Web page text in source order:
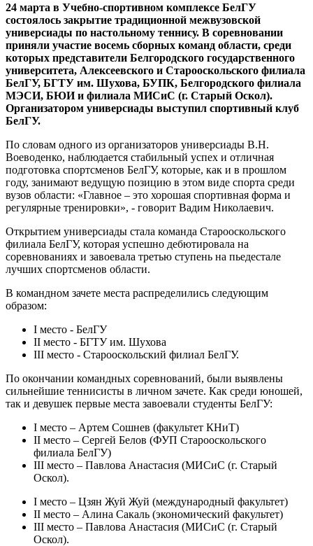
24 марта в Учебно-спортивном комплексе БелГУ
состоялось закрытие традиционной межвузовской
универсиады по настольному теннису. В соревновании
приняли участие восемь сборных команд области, среди
которых представители Белгородского государственного
университета, Алексеевского и Старооскольского филиала
БелГУ, БГТУ им. Шухова, БУПК, Белгородского филиала
МЭСИ, БЮИ и филиала МИСиС (г. Старый Оскол).
Организатором универсиады выступил спортивный клуб
БелГУ.
По словам одного из организаторов универсиады В.Н.
Воеводенко, наблюдается стабильный успех и отличная
подготовка спортсменов БелГУ, которые, как и в прошлом
году, занимают ведущую позицию в этом виде спорта среди
вузов области: «Главное – это хорошая спортивная форма и
регулярные тренировки», - говорит Вадим Николаевич.
Открытием универсиады стала команда Старооскольского
филиала БелГУ, которая успешно дебютировала на
соревнованиях и завоевала третью ступень на пьедестале
лучших спортсменов области.
В командном зачете места распределились следующим
образом:
I место - БелГУ
II место - БГТУ им. Шухова
III место - Старооскольский филиал БелГУ.
По окончании командных соревнований, были выявлены
сильнейшие теннисисты в личном зачете. Как среди юношей,
так и девушек первые места завоевали студенты БелГУ:
I место – Артем Сошнев (факультет КНиТ)
II место – Сергей Белов (ФУП Старооскольского
филиала БелГУ)
III место – Павлова Анастасия (МИСиС (г. Старый
Оскол).
I место – Цзян Жуй Жуй (международный факультет)
II место – Алина Сакаль (экономический факультет)
III место – Павлова Анастасия (МИСиС (г. Старый
Оскол).